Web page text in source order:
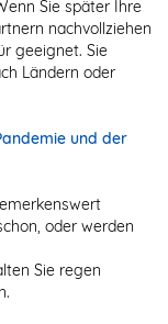
Sie später Ihre
nachvollziehen
geeignet. Sie
Ländern oder
und der
oder werden
Sie regen